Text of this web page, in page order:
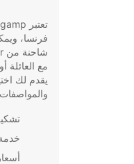
فرنسا،
يقدم لك